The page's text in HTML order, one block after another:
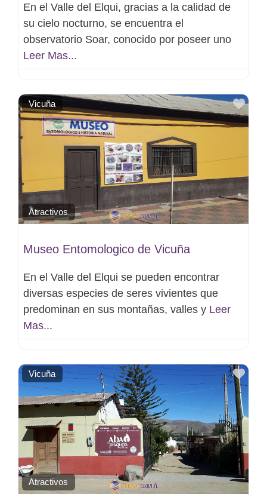
En el Valle del Elqui, gracias a la calidad de
su cielo nocturno, se encuentra el
observatorio Soar, conocido por poseer uno
Leer Mas...
Vicuña
Atractivos
Museo Entomologico de Vicuña
En el Valle del Elqui se pueden encontrar
diversas especies de seres vivientes que
predominan en sus montañas, valles y Leer
Mas...
Vicuña
Atractivos